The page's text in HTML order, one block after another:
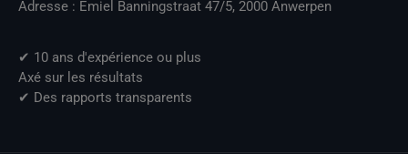
Adresse : Emiel Banningstraat 47/5, 2000 Anwerpen
✔ 10 ans d'expérience ou plus
Axé sur les résultats
✔ Des rapports transparents